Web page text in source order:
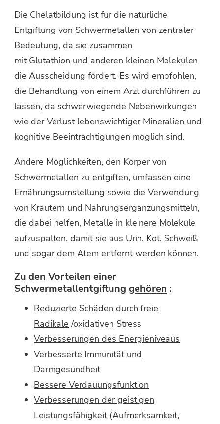
Die Chelatbildung ist für die natürliche
Entgiftung von Schwermetallen von zentraler
Bedeutung, da sie zusammen
mit Glutathion und anderen kleinen Molekülen
die Ausscheidung fördert. Es wird empfohlen,
die Behandlung von einem Arzt durchführen zu
lassen, da schwerwiegende Nebenwirkungen
wie der Verlust lebenswichtiger Mineralien und
kognitive Beeinträchtigungen möglich sind.
Andere Möglichkeiten, den Körper von
Schwermetallen zu entgiften, umfassen eine
Ernährungsumstellung sowie die Verwendung
von Kräutern und Nahrungsergänzungsmitteln,
die dabei helfen, Metalle in kleinere Moleküle
aufzuspalten, damit sie aus Urin, Kot, Schweiß
und sogar dem Atem entfernt werden können.
Zu den Vorteilen einer
Schwermetallentgiftung gehören :
Reduzierte Schäden durch freie
Radikale /oxidativen Stress
Verbesserungen des Energieniveaus
Verbesserte Immunität und
Darmgesundheit
Bessere Verdauungsfunktion
Verbesserungen der geistigen
Leistungsfähigkeit(Aufmerksamkeit,